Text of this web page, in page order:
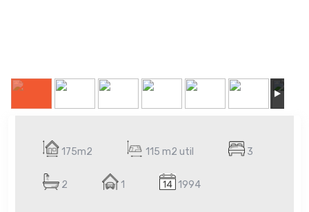
175m2 115 m2 util 3
2 1 1994